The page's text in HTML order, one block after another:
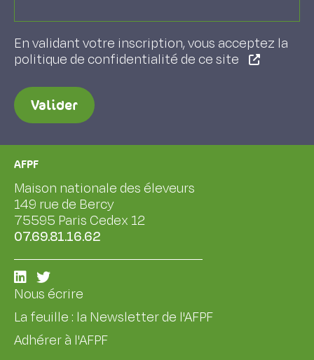
En validant votre inscription, vous acceptez la
politique de confidentialité de ce site
Valider
AFPF
Maison nationale des éleveurs
149 rue de Bercy
75595 Paris Cedex 12
07.69.81.16.62
Nous écrire
La feuille : la Newsletter de l'AFPF
Adhérer à l'AFPF